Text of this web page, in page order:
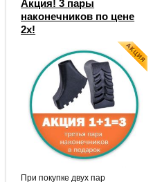
Акция! 3 пары
наконечников по цене
2х!
При покупке двух пар